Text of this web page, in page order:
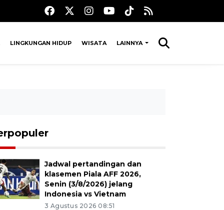
LINGKUNGAN HIDUP WISATA LAINNYA
Jadwal pertandingan dan
klasemen Piala AFF 2026,
Senin (3/8/2026) jelang
Indonesia vs Vietnam
3 Agustus 2026 08:51